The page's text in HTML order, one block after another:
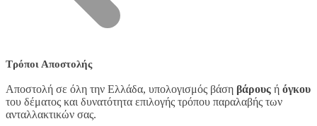
Τρόποι Αποστολής
Αποστολή σε όλη την Ελλάδα, υπολογισμός βάση βάρους ή όγκου
του δέματος και δυνατότητα επιλογής τρόπου παραλαβής των
ανταλλακτικών σας.